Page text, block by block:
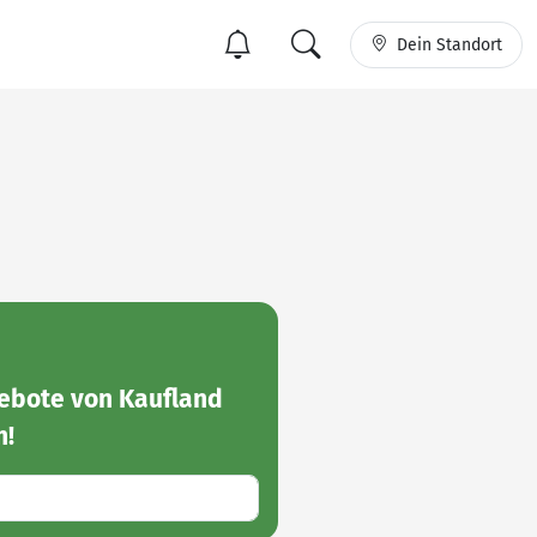
Dein Standort
von Kaufland